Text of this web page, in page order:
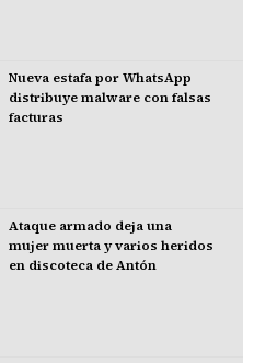
Nueva estafa por WhatsApp
distribuye malware con falsas
facturas
Ataque armado deja una
mujer muerta y varios heridos
en discoteca de Antón